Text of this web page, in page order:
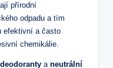
přírodní
odpadu a tím
efektivní a často
chemikálie.
a neutrální